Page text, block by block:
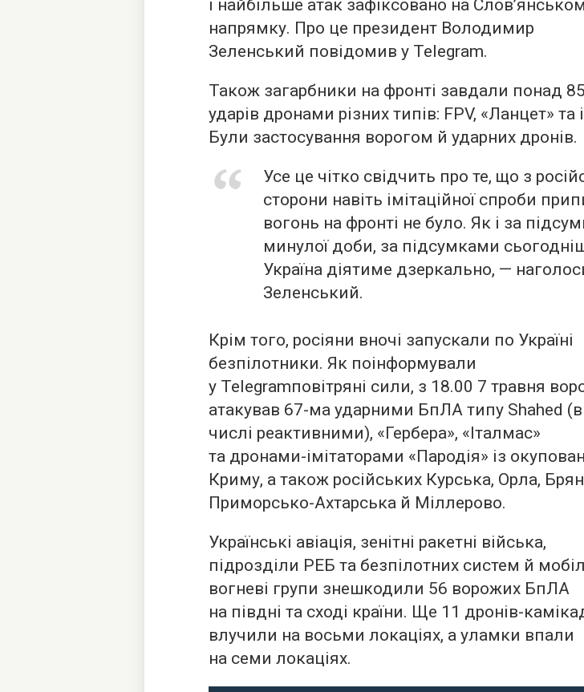
і найбільше атак зафіксовано на
напрямку. Про це президент Володимир
Зеленський повідомив у Telegram.
Також загарбники на фронті завдали понад
ударів дронами різних типів: FPV, «Ланцет» та
Були застосування ворогом й ударних дронів.
Усе це чітко свідчить про те, що з
сторони навіть імітаційної спроби
вогонь на фронті не було. Як і за
минулої доби, за підсумками
Україна діятиме дзеркально, —
Зеленський.
Крім того, росіяни вночі запускали по Україні
безпілотники. Як поінформували
у Telegramповітряні сили, з 18.00 7 травня
атакував 67-ма ударними БпЛА типу Shahed
числі реактивними), «Гербера», «Італмас»
та дронами-імітаторами «Пародія» із
Криму, а також російських Курська, Орла,
Приморсько-Ахтарська й Міллерово.
Українські авіація, зенітні ракетні війська,
підрозділи РЕБ та безпілотних систем й
вогневі групи знешкодили 56 ворожих БпЛА
на півдні та сході країни. Ще 11 дронів-
влучили на восьми локаціях, а уламки впали
на семи локаціях.